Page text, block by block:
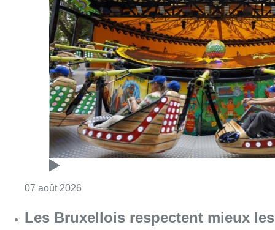
07 août 2026
Les Bruxellois respectent mieux les